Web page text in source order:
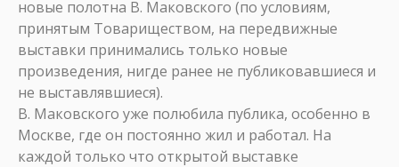
новые полотна В. Маковского (по условиям,
принятым Товариществом, на передвижные
выставки принимались только новые
произведения, нигде ранее не публиковавшиеся и
не выставлявшиеся).
В. Маковского уже полюбила публика, особенно в
Москве, где он постоянно жил и работал. На
каждой только что открытой выставке